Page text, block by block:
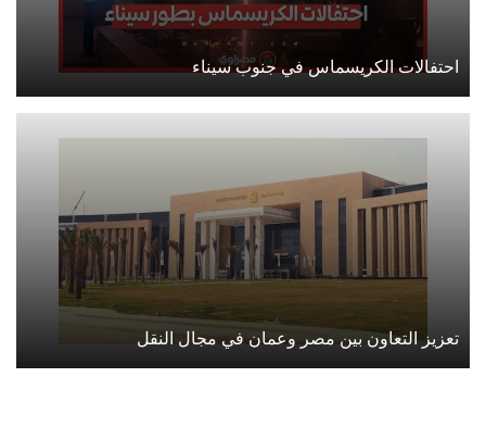
احتفالات الكريسماس في جنوب سيناء
تعزيز التعاون بين مصر وعمان في مجال النقل